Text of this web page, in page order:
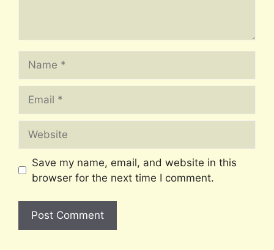
Save my name, email, and website in this
browser for the next time I comment.